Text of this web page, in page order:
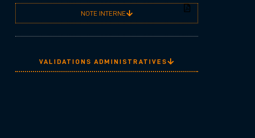
NOTE INTERNE
VALIDATIONS ADMINISTRATIVES